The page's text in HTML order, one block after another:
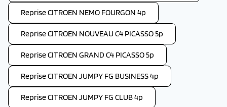
Reprise CITROEN NEMO FOURGON 4p
Reprise CITROEN NOUVEAU C4 PICASSO 5p
Reprise CITROEN GRAND C4 PICASSO 5p
Reprise CITROEN JUMPY FG BUSINESS 4p
Reprise CITROEN JUMPY FG CLUB 4p